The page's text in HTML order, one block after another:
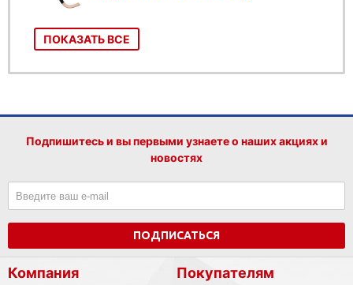
ПОКАЗАТЬ ВСЕ
Подпишитесь и вы первыми узнаете о наших акциях и
новостях
ПОДПИСАТЬСЯ
Компания Покупателям